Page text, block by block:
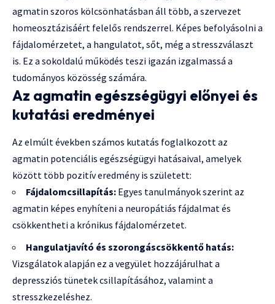
agmatin szoros kölcsönhatásban áll több, a szervezet
homeosztázisáért felelős rendszerrel. Képes befolyásolni a
fájdalomérzetet, a hangulatot, sőt, még a stresszválaszt
is. Ez a sokoldalú működés teszi igazán izgalmassá a
tudományos közösség számára.
Az agmatin egészségügyi előnyei és
kutatási eredményei
Az elmúlt években számos kutatás foglalkozott az
agmatin potenciális egészségügyi hatásaival, amelyek
között több pozitív eredmény is született:
Fájdalomcsillapítás: Egyes tanulmányok szerint az
agmatin képes enyhíteni a neuropátiás fájdalmat és
csökkentheti a krónikus fájdalomérzetet.
Hangulatjavító és szorongáscsökkentő hatás:
Vizsgálatok alapján ez a vegyület hozzájárulhat a
depressziós tünetek csillapításához, valamint a
stresszkezeléshez.